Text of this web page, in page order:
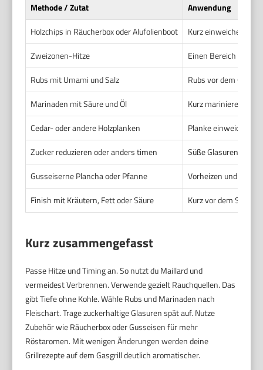
Methode / Zutat
Anwendung
Holzchips in Räucherbox oder Alufolienboot
Kurz einweichen
Zweizonen-Hitze
Einen Bereich heiß,
Rubs mit Umami und Salz
Rubs vor dem
Marinaden mit Säure und Öl
Kurz marinieren bei
Cedar- oder andere Holzplanken
Planke einweichen.
Zucker reduzieren oder anders timen
Süße Glasuren erst
Gusseiserne Plancha oder Pfanne
Vorheizen und
Finish mit Kräutern, Fett oder Säure
Kurz vor dem
Kurz zusammengefasst
Passe Hitze und Timing an. So nutzt du Maillard und
vermeidest Verbrennen. Verwende gezielt Rauchquellen. Das
gibt Tiefe ohne Kohle. Wähle Rubs und Marinaden nach
Fleischart. Trage zuckerhaltige Glasuren spät auf. Nutze
Zubehör wie Räucherbox oder Gusseisen für mehr
Röstaromen. Mit wenigen Änderungen werden deine
Grillrezepte auf dem Gasgrill deutlich aromatischer.